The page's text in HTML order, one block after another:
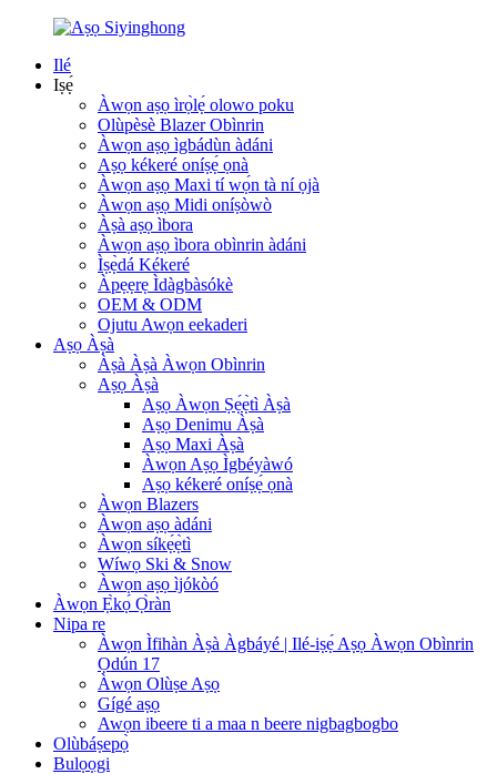
Ilé
Iṣẹ́
Àwọn aṣọ ìrọ̀lẹ́ olowo poku
Olùpèsè Blazer Obìnrin
Àwọn aṣọ ìgbádùn àdáni
Aṣọ kékeré oníṣẹ́ ọnà
Àwọn aṣọ Maxi tí wọ́n tà ní ọjà
Àwọn aṣọ Midi oníṣòwò
Àṣà aṣọ ìbora
Àwọn aṣọ ìbora obìnrin àdáni
Ìṣẹ̀dá Kékeré
Àpẹẹrẹ Ìdàgbàsókè
OEM & ODM
Ojutu Awọn eekaderi
Aṣọ Àṣà
Àṣà Àṣà Àwọn Obìnrin
Aṣọ Àṣà
Aṣọ Àwọn Ṣẹ́ẹ̀tì Àṣà
Aṣọ Denimu Àṣà
Aṣọ Maxi Àṣà
Àwọn Aṣọ Ìgbéyàwó
Aṣọ kékeré oníṣẹ́ ọnà
Àwọn Blazers
Àwọn aṣọ àdáni
Àwọn síkẹ́ẹ̀tì
Wíwọ Ski & Snow
Àwọn aṣọ ìjókòó
Àwọn Ẹ̀kọ́ Ọ̀ràn
Nipa re
Àwọn Ìfihàn Àṣà Àgbáyé | Ilé-iṣẹ́ Aṣọ Àwọn Obìnrin
Ọdún 17
Àwọn Olùṣe Aṣọ
Gígé aṣọ
Awọn ibeere ti a maa n beere nigbagbogbo
Olùbáṣepọ̀
Bulọọgi